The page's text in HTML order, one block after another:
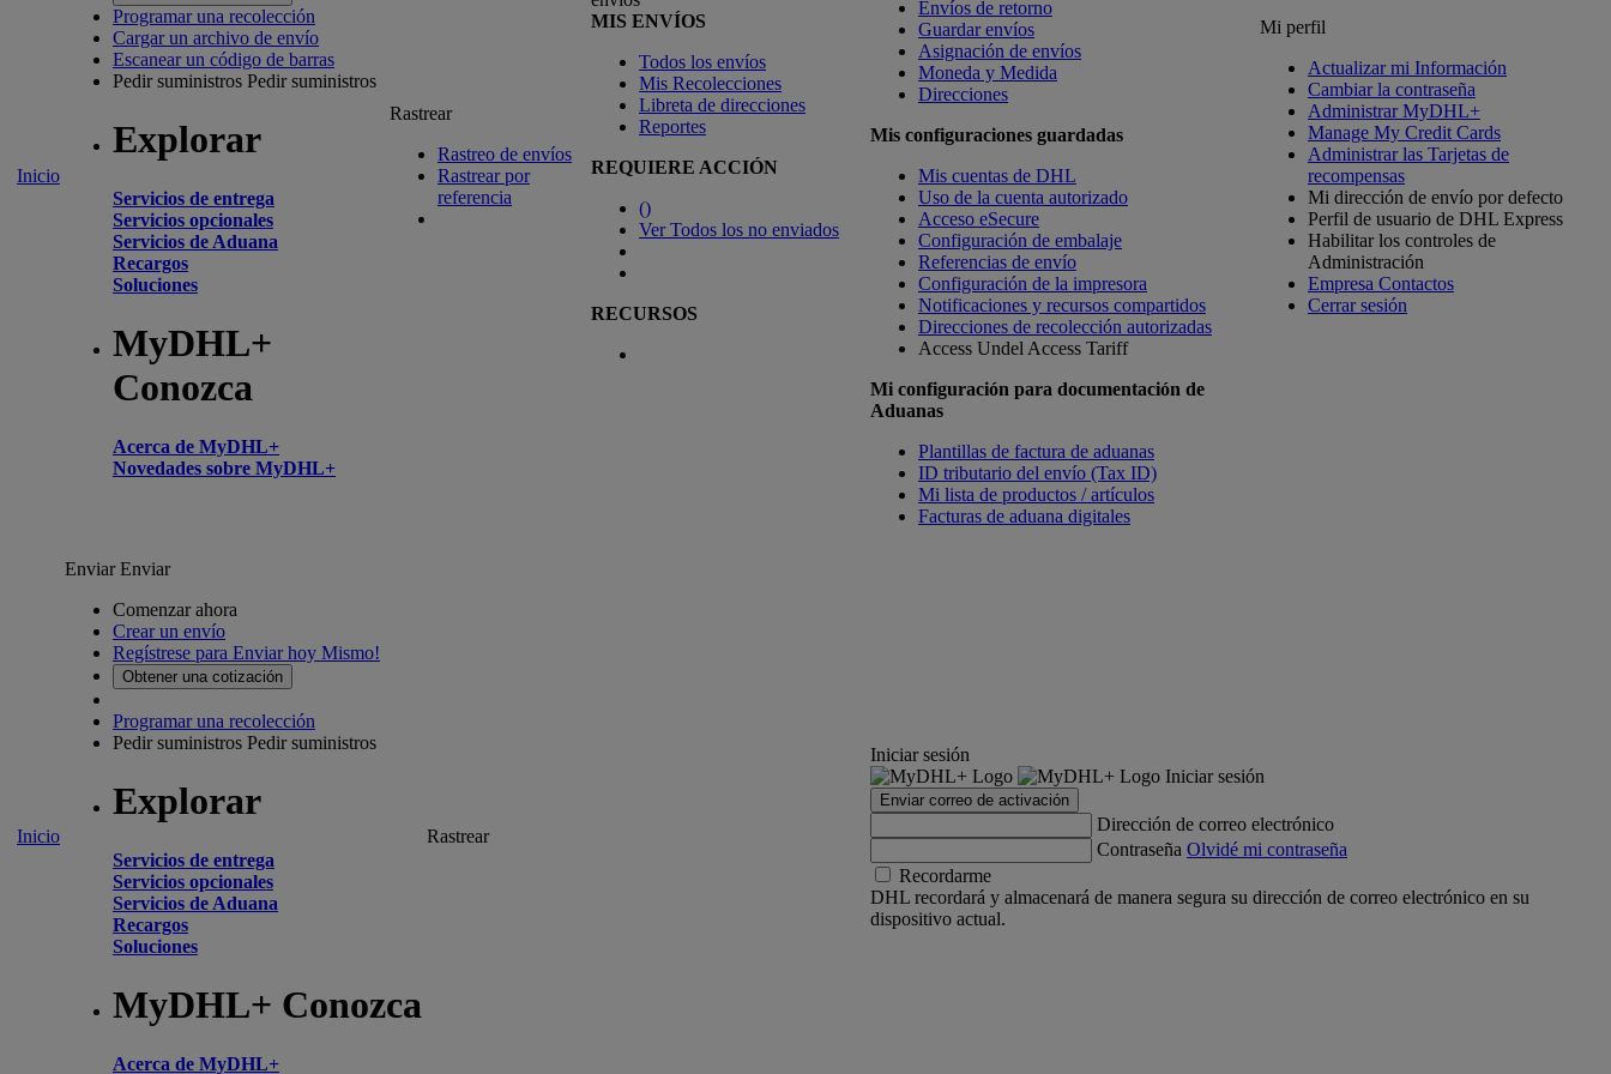
Inicio
Programar una recolección
Cargar un archivo de envío
Escanear un código de barras
Pedir suministros Pedir suministros
Explorar
Servicios de entrega
Servicios opcionales
Servicios de Aduana
Recargos
Soluciones
MyDHL+
Conozca
Acerca de MyDHL+
Novedades sobre MyDHL+
Rastrear
Rastreo de envíos
Rastrear por
referencia
MIS ENVÍOS
Todos los envíos
Mis Recolecciones
Libreta de direcciones
Reportes
REQUIERE ACCIÓN
()
Ver Todos los no enviados
RECURSOS
Envíos de retorno
Guardar envíos
Asignación de envíos
Moneda y Medida
Direcciones
Mis configuraciones guardadas
Mis cuentas de DHL
Uso de la cuenta autorizado
Acceso eSecure
Configuración de embalaje
Referencias de envío
Configuración de la impresora
Notificaciones y recursos compartidos
Direcciones de recolección autorizadas
Access Undel Access Tariff
Mi configuración para documentación de
Aduanas
Plantillas de factura de aduanas
ID tributario del envío (Tax ID)
Mi lista de productos / artículos
Facturas de aduana digitales
Mi perfil
Actualizar mi Información
Cambiar la contraseña
Administrar MyDHL+
Manage My Credit Cards
Administrar las Tarjetas de
recompensas
Mi dirección de envío por defecto
Perfil de usuario de DHL Express
Habilitar los controles de
Administración
Empresa Contactos
Cerrar sesión
Inicio
EnviarEnviar
Comenzar ahora
Crear un envío
Regístrese para Enviar hoy Mismo!
Obtener una cotización
Programar una recolección
Pedir suministros Pedir suministros
Explorar
Servicios de entrega
Servicios opcionales
Servicios de Aduana
Recargos
Soluciones
MyDHL+ Conozca
Acerca de MyDHL+
Rastrear
Iniciar sesión
Iniciar sesión
Enviar correo de activación
Dirección de correo electrónico
Contraseña Olvidé mi contraseña
Recordarme
DHL recordará y almacenará de manera segura su dirección de correo electrónico en su
dispositivo actual.